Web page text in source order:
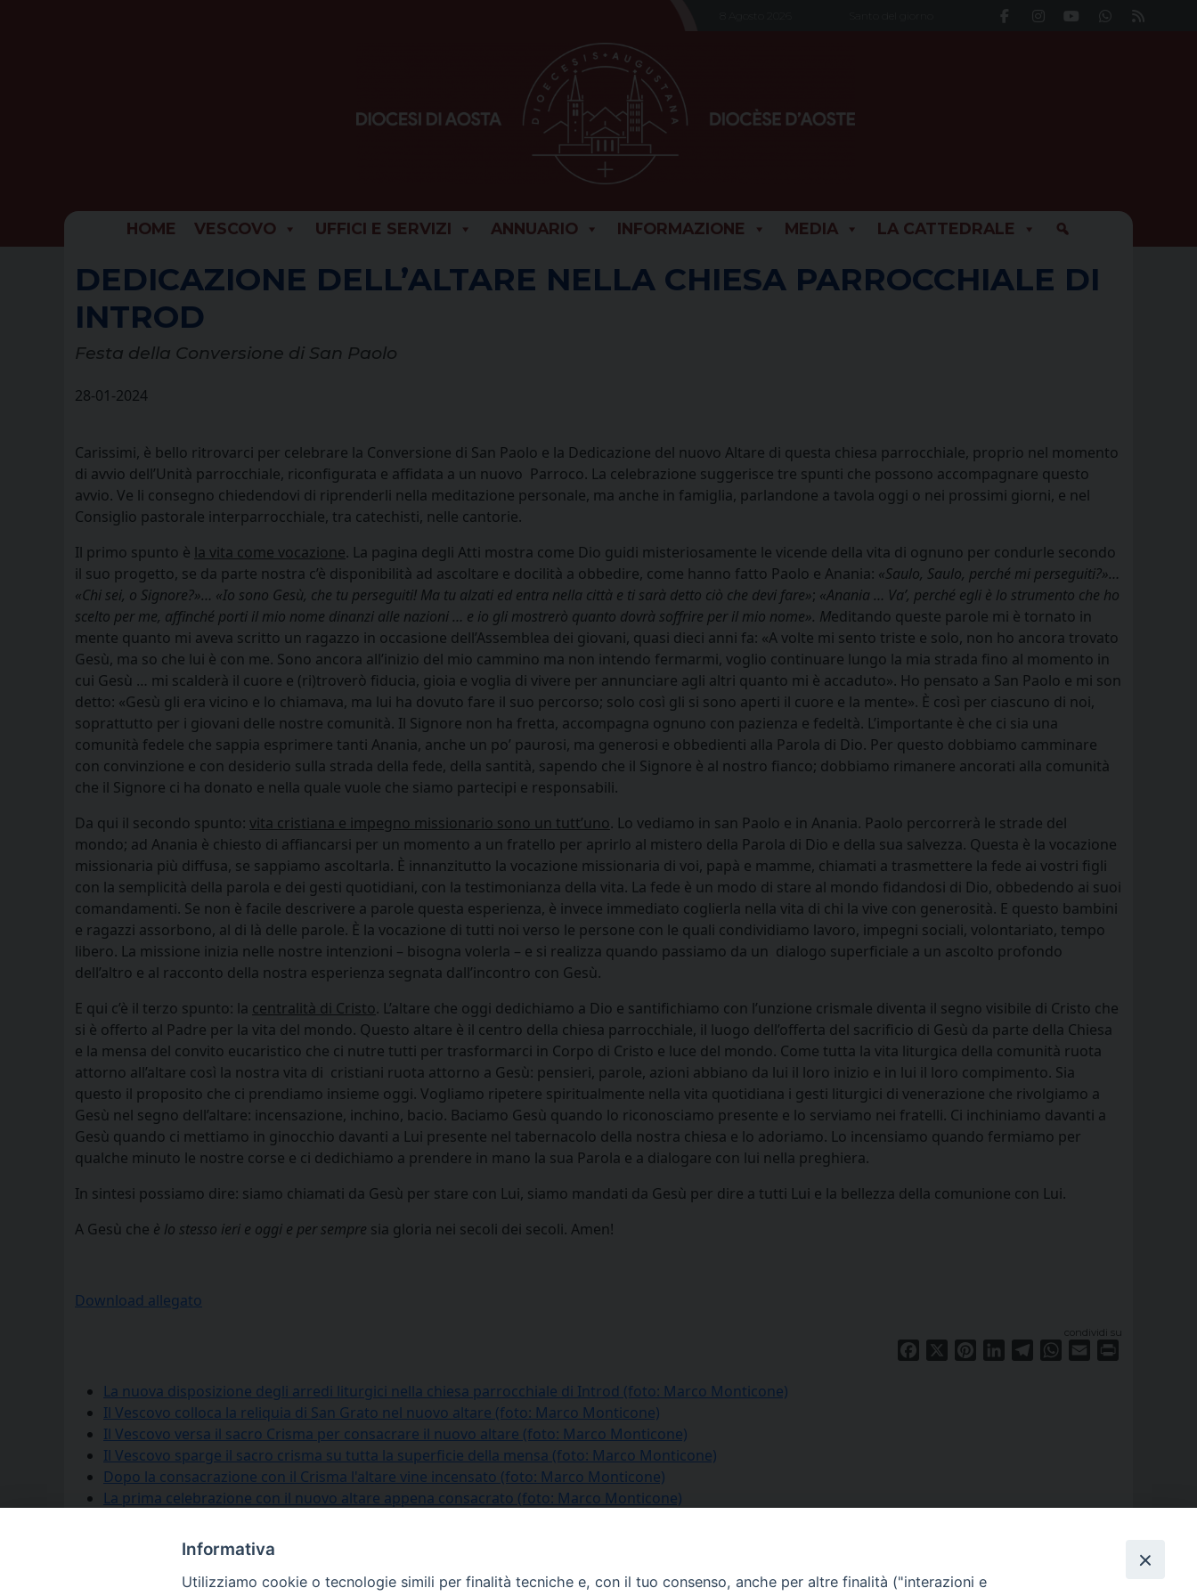
HOME VESCOVO UFFICI E SERVIZI ANNUARIO INFORMAZIONE MEDIA LA CATTEDRALE
DEDICAZIONE DELL’ALTARE NELLA CHIESA PARROCCHIALE DI
INTROD
Festa della Conversione di San Paolo
28-01-2024
Carissimi, è bello ritrovarci per celebrare la Conversione di San Paolo e la Dedicazione del nuovo Altare di questa chiesa parrocchiale, proprio nel momento
di avvio dell’Unità parrocchiale, riconfigurata e affidata a un nuovo Parroco. La celebrazione suggerisce tre spunti che possono accompagnare questo
avvio. Ve li consegno chiedendovi di riprenderli nella meditazione personale, ma anche in famiglia, parlandone a tavola oggi o nei prossimi giorni, e nel
Consiglio pastorale interparrocchiale, tra catechisti, nelle cantorie.
Il primo spunto è la vita come vocazione. La pagina degli Atti mostra come Dio guidi misteriosamente le vicende della vita di ognuno per condurle secondo
il suo progetto, se da parte nostra c’è disponibilità ad ascoltare e docilità a obbedire, come hanno fatto Paolo e Anania: «Saulo, Saulo, perché mi perseguiti?»…
«Chi sei, o Signore?»… «Io sono Gesù, che tu perseguiti! Ma tu alzati ed entra nella città e ti sarà detto ciò che devi fare»; «Anania … Va’, perché egli è lo strumento che ho
scelto per me, affinché porti il mio nome dinanzi alle nazioni … e io gli mostrerò quanto dovrà soffrire per il mio nome». Meditando queste parole mi è tornato in
mente quanto mi aveva scritto un ragazzo in occasione dell’Assemblea dei giovani, quasi dieci anni fa: «A volte mi sento triste e solo, non ho ancora trovato
Gesù, ma so che lui è con me. Sono ancora all’inizio del mio cammino ma non intendo fermarmi, voglio continuare lungo la mia strada fino al momento in
cui Gesù … mi scalderà il cuore e (ri)troverò fiducia, gioia e voglia di vivere per annunciare agli altri quanto mi è accaduto». Ho pensato a San Paolo e mi son
detto: «Gesù gli era vicino e lo chiamava, ma lui ha dovuto fare il suo percorso; solo così gli si sono aperti il cuore e la mente». È così per ciascuno di noi,
soprattutto per i giovani delle nostre comunità. Il Signore non ha fretta, accompagna ognuno con pazienza e fedeltà. L’importante è che ci sia una
comunità fedele che sappia esprimere tanti Anania, anche un po’ paurosi, ma generosi e obbedienti alla Parola di Dio. Per questo dobbiamo camminare
con convinzione e con desiderio sulla strada della fede, della santità, sapendo che il Signore è al nostro fianco; dobbiamo rimanere ancorati alla comunità
che il Signore ci ha donato e nella quale vuole che siamo partecipi e responsabili.
Da qui il secondo spunto: vita cristiana e impegno missionario sono un tutt’uno. Lo vediamo in san Paolo e in Anania. Paolo percorrerà le strade del
mondo; ad Anania è chiesto di affiancarsi per un momento a un fratello per aprirlo al mistero della Parola di Dio e della sua salvezza. Questa è la vocazione
missionaria più diffusa, se sappiamo ascoltarla. È innanzitutto la vocazione missionaria di voi, papà e mamme, chiamati a trasmettere la fede ai vostri figli
con la semplicità della parola e dei gesti quotidiani, con la testimonianza della vita. La fede è un modo di stare al mondo fidandosi di Dio, obbedendo ai suoi
comandamenti. Se non è facile descrivere a parole questa esperienza, è invece immediato coglierla nella vita di chi la vive con generosità. E questo bambini
e ragazzi assorbono, al di là delle parole. È la vocazione di tutti noi verso le persone con le quali condividiamo lavoro, impegni sociali, volontariato, tempo
libero. La missione inizia nelle nostre intenzioni – bisogna volerla – e si realizza quando passiamo da un dialogo superficiale a un ascolto profondo
dell’altro e al racconto della nostra esperienza segnata dall’incontro con Gesù.
E qui c’è il terzo spunto: la centralità di Cristo. L’altare che oggi dedichiamo a Dio e santifichiamo con l’unzione crismale diventa il segno visibile di Cristo che
si è offerto al Padre per la vita del mondo. Questo altare è il centro della chiesa parrocchiale, il luogo dell’offerta del sacrificio di Gesù da parte della Chiesa
e la mensa del convito eucaristico che ci nutre tutti per trasformarci in Corpo di Cristo e luce del mondo. Come tutta la vita liturgica della comunità ruota
attorno all’altare così la nostra vita di cristiani ruota attorno a Gesù: pensieri, parole, azioni abbiano da lui il loro inizio e in lui il loro compimento. Sia
questo il proposito che ci prendiamo insieme oggi. Vogliamo ripetere spiritualmente nella vita quotidiana i gesti liturgici di venerazione che rivolgiamo a
Gesù nel segno dell’altare: incensazione, inchino, bacio. Baciamo Gesù quando lo riconosciamo presente e lo serviamo nei fratelli. Ci inchiniamo davanti a
Gesù quando ci mettiamo in ginocchio davanti a Lui presente nel tabernacolo della nostra chiesa e lo adoriamo. Lo incensiamo quando fermiamo per
qualche minuto le nostre corse e ci dedichiamo a prendere in mano la sua Parola e a dialogare con lui nella preghiera.
In sintesi possiamo dire: siamo chiamati da Gesù per stare con Lui, siamo mandati da Gesù per dire a tutti Lui e la bellezza della comunione con Lui.
A Gesù che è lo stesso ieri e oggi e per sempre sia gloria nei secoli dei secoli. Amen!
Download allegato
condividi su
Facebook PinterestLinkedInTelegramWhatsApp
Email
La nuova disposizione degli arredi liturgici nella chiesa parrocchiale di Introd (foto: Marco Monticone)
Il Vescovo colloca la reliquia di San Grato nel nuovo altare (foto: Marco Monticone)
Il Vescovo versa il sacro Crisma per consacrare il nuovo altare (foto: Marco Monticone)
Il Vescovo sparge il sacro crisma su tutta la superficie della mensa (foto: Marco Monticone)
Dopo la consacrazione con il Crisma l'altare vine incensato (foto: Marco Monticone)
La prima celebrazione con il nuovo altare appena consacrato (foto: Marco Monticone)
Informativa
Utilizziamo cookie o tecnologie simili per finalità tecniche e, con il tuo consenso, anche per altre finalità ("interazioni e